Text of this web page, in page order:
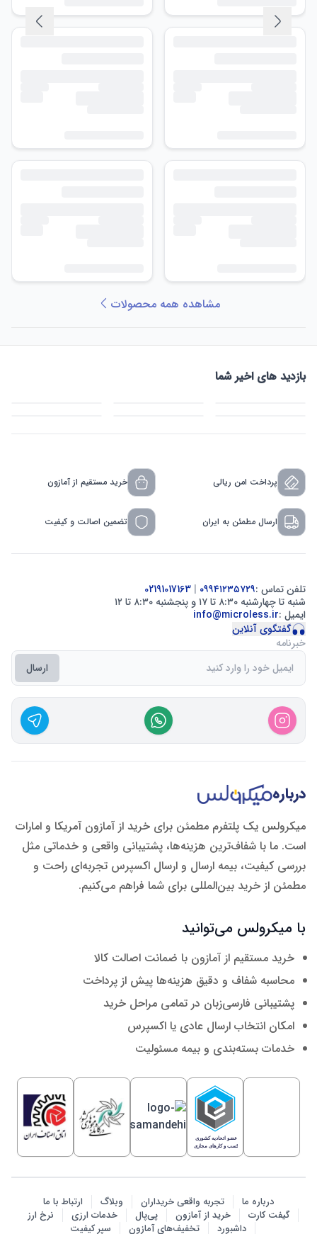
مشاهده همه محصولات
بازدید های اخیر شما
پرداخت امن ریالی خرید مستقیم از آمازون
ارسال مطمئن به ایران تضمین اصالت و کیفیت
تلفن تماس :۰۹۹۴۱۲۳۵۷۲۹ |
شنبه تا چهارشنبه ۸:۳۰ تا ۱۷ و پنجشنبه ۸:۳۰ تا ۱۲
ایمیل :info@microless.ir
گفتگوی آنلاین
خبرنامه
ارسال
درباره
میکرولس یک پلتفرم مطمئن برای خرید از آمازون آمریکا و امارات
است. ما با شفاف‌ترین هزینه‌ها، پشتیبانی واقعی و خدماتی مثل
بررسی کیفیت، بیمه ارسال و ارسال اکسپرس تجربه‌ای راحت و
مطمئن از خرید بین‌المللی برای شما فراهم می‌کنیم.
با میکرولس می‌توانید
خرید مستقیم از آمازون با ضمانت اصالت کالا
محاسبه شفاف و دقیق هزینه‌ها پیش از پرداخت
پشتیبانی فارسی‌زبان در تمامی مراحل خرید
امکان انتخاب ارسال عادی یا اکسپرس
خدمات بسته‌بندی و بیمه مسئولیت
درباره ما تجربه واقعی خریداران وبلاگ
ارتباط با ما
گیفت کارت
خرید از آمازون پی‌پال خدمات ارزی
نرخ ارز
داشبورد
تخفیف‌های آمازون سپر کیفیت